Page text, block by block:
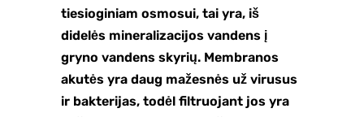
tiesioginiam osmosui, tai yra, iš
didelės mineralizacijos vandens į
gryno vandens skyrių. Membranos
akutės yra daug mažesnės už virusus
ir bakterijas, todėl filtruojant jos yra